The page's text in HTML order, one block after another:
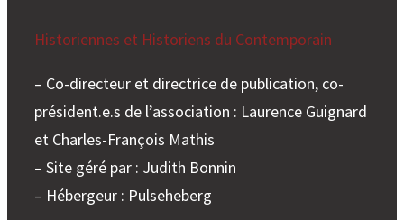
Historiennes et Historiens du Contemporain
– Co-directeur et directrice de publication, co-
président.e.s de l’association : Laurence Guignard
et Charles-François Mathis
– Site géré par : Judith Bonnin
– Hébergeur : Pulseheberg